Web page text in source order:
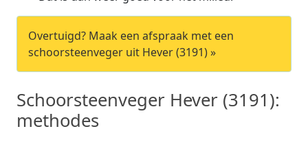
Overtuigd? Maak een afspraak met een
schoorsteenveger uit Hever (3191) »
Schoorsteenveger Hever (3191):
methodes